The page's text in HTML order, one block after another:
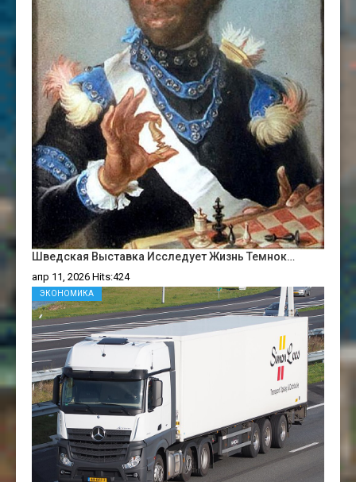
Шведская Выставка Исследует Жизнь Темнок…
апр 11, 2026 Hits:424
ЭКОНОМИКА